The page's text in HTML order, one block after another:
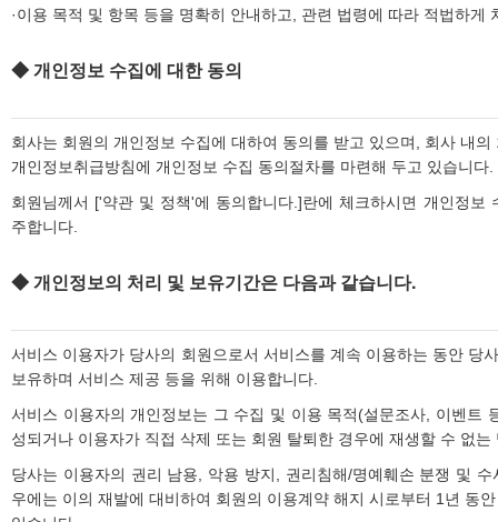
·이용 목적 및 항목 등을 명확히 안내하고, 관련 법령에 따라 적법하게
◆ 개인정보 수집에 대한 동의
회사는 회원의 개인정보 수집에 대하여 동의를 받고 있으며, 회사 내
개인정보취급방침에 개인정보 수집 동의절차를 마련해 두고 있습니다.
회원님께서 ['약관 및 정책'에 동의합니다.]란에 체크하시면 개인정보
주합니다.
◆ 개인정보의 처리 및 보유기간은 다음과 같습니다.
서비스 이용자가 당사의 회원으로서 서비스를 계속 이용하는 동안 당
보유하며 서비스 제공 등을 위해 이용합니다.
서비스 이용자의 개인정보는 그 수집 및 이용 목적(설문조사, 이벤트
성되거나 이용자가 직접 삭제 또는 회원 탈퇴한 경우에 재생할 수 없는
당사는 이용자의 권리 남용, 악용 방지, 권리침해/명예훼손 분쟁 및
우에는 이의 재발에 대비하여 회원의 이용계약 해지 시로부터 1년 동